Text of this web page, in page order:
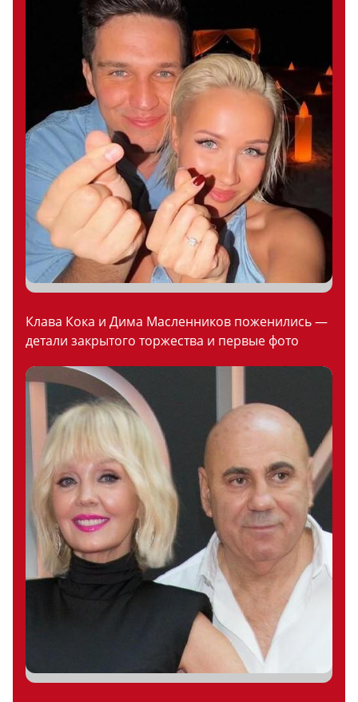
Клава Кока и Дима Масленников поженились —
детали закрытого торжества и первые фото